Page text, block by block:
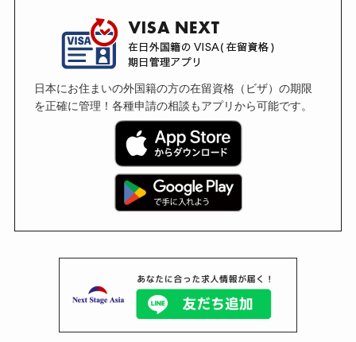
日本にお住まいの外国籍の方の在留資格（ビザ）の期限
を正確に管理！各種申請の相談もアプリから可能です。